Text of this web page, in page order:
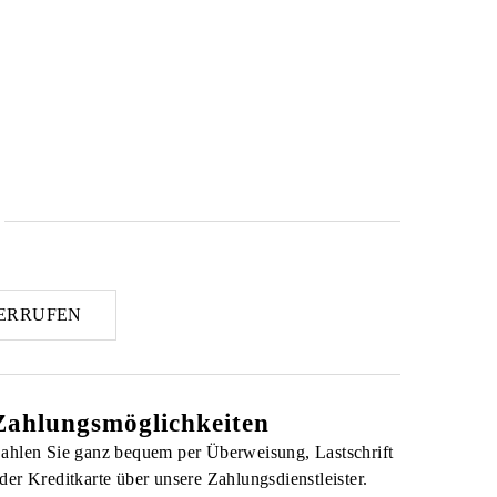
Sie ganz bequem per Überweisung, Lastschrift
Kreditkarte über unsere Zahlungsdienstleister.